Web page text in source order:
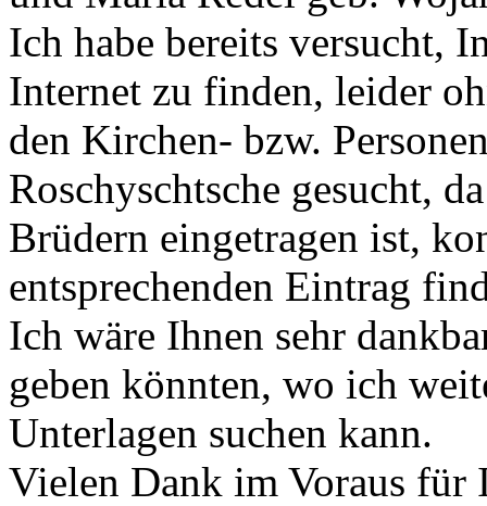
Ich habe bereits versucht,
Internet zu finden, leider
den Kirchen- bzw.
Roschyschtsche gesucht,
Brüdern eingetragen ist,
entsprechenden Eintrag
Ich wäre Ihnen sehr
geben könnten, wo ich
Unterlagen suchen kann.
Vielen Dank im Voraus für